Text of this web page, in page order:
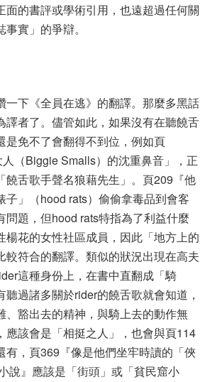
面的書評或學術引用，也遠超過任何關
實」的爭辯。
一下《全員在逃》的翻譯。那麼多黑話
譯者了。儘管如此，如果沒有在聽饒舌
是免不了會翻得不到位，例如頁
（Biggie Smalls）的沈重鼻音」，正
饒舌歌手聲名狼藉先生」。頁209『他
子」（hood rats）偷偷拿毒品到會客
問題，但hood rats特指為了利益什麼
楊花的女性社區成員，因此「地方上的
較符合的翻譯。類似的狀況出現在高夫
這種身份上，在書中直翻成「騎
聽過諸多關於rider的饒舌歌就會知道，
、豁出去的精神，與騎上去的動作無
應該會是「相挺之人」，也會與頁114
有，頁369『像是他們坐牢時讀的「俠
說』應該是「街頭」或「貧民窟小